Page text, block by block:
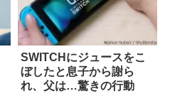
SWITCHにジュースをこ
ぼしたと息子から謝ら
れ、父は…驚きの行動